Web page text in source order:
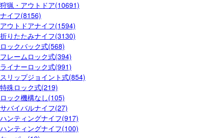
狩猟・アウトドア(10691)
ナイフ(8156)
アウトドアナイフ(1594)
折りたたみナイフ(3130)
ロックバック式(568)
フレームロック式(394)
ライナーロック式(991)
スリップジョイント式(854)
特殊ロック式(219)
ロック機構なし(105)
サバイバルナイフ(27)
ハンティングナイフ(917)
ハンティングナイフ(100)